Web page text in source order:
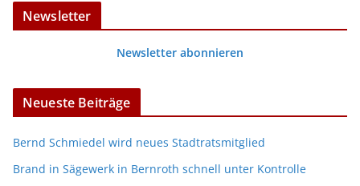
Newsletter
Newsletter abonnieren
Neueste Beiträge
Bernd Schmiedel wird neues Stadtratsmitglied
Brand in Sägewerk in Bernroth schnell unter Kontrolle